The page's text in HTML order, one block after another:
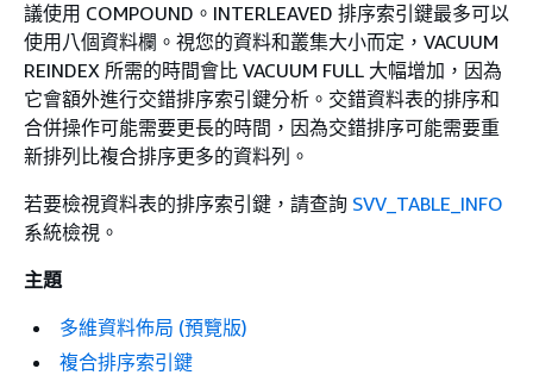
議使用 COMPOUND。INTERLEAVED 排序索引鍵最多可以
使用八個資料欄。視您的資料和叢集大小而定，VACUUM
REINDEX 所需的時間會比 VACUUM FULL 大幅增加，因為
它會額外進行交錯排序索引鍵分析。交錯資料表的排序和
合併操作可能需要更長的時間，因為交錯排序可能需要重
新排列比複合排序更多的資料列。
若要檢視資料表的排序索引鍵，請查詢 SVV_TABLE_INFO
系統檢視。
主題
多維資料佈局 (預覽版)
複合排序索引鍵